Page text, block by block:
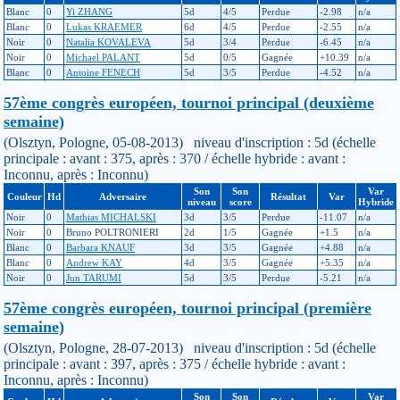
Blanc
0 Yi ZHANG 5d 4/5 Perdue -2.98
n/a
Blanc
0 Lukas KRAEMER 6d 4/5 Perdue -2.55
n/a
Noir
0 Natalia KOVALEVA 5d 3/4 Perdue -6.45
n/a
Noir
0 Michael PALANT 5d 0/5 Gagnée +10.39
n/a
Blanc
0 Antoine FENECH 5d 3/5 Perdue -4.52 n/a
57ème congrès européen, tournoi principal (deuxième
semaine)
(Olsztyn, Pologne, 05-08-2013) niveau d'inscription : 5d (échelle
principale : avant : 375, après : 370 / échelle hybride : avant :
Inconnu, après : Inconnu)
Couleur Hd Adversaire
Son
niveau
Son
score
Résultat Var
Var
Hybride
Noir
0 Mathias MICHALSKI 3d 3/5 Perdue -11.07
n/a
Noir
0 Bruno POLTRONIERI 2d 1/5 Gagnée +1.5
n/a
Blanc
0 Barbara KNAUF 3d 3/5 Gagnée +4.88
n/a
Blanc
0 Andrew KAY 4d 3/5 Gagnée +5.35
n/a
Noir
0 Jun TARUMI 5d 3/5 Perdue -5.21 n/a
57ème congrès européen, tournoi principal (première
semaine)
(Olsztyn, Pologne, 28-07-2013) niveau d'inscription : 5d (échelle
principale : avant : 397, après : 375 / échelle hybride : avant :
Inconnu, après : Inconnu)
Son Son Var